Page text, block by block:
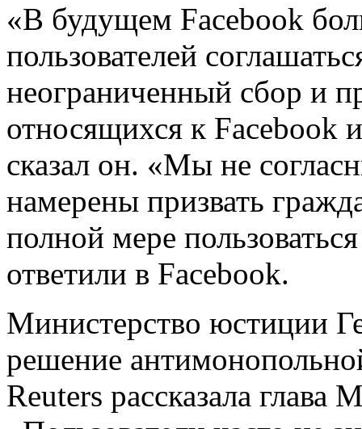
«В будущем Facebook
пользователей
неограниченный сбор и
относящихся к Facebook
сказал он. «Мы не
намерены призвать
полной мере
ответили в Facebook.
Министерство юстиции
решение
Reuters рассказала